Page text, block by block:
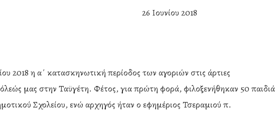
26 Ιουνίου 2018
2018 η α΄ κατασκηνωτική περίοδος των αγοριών στις άρτιες
μας στην Ταϋγέτη. Φέτος, για πρώτη φορά, φιλοξενήθηκαν 50 παιδιά
Σχολείου, ενώ αρχηγός ήταν ο εφημέριος Τσεραμιού π.